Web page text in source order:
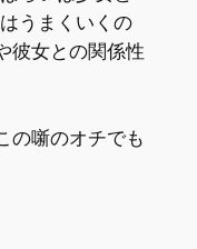
うまくいくの
彼女との関係性
の噺のオチでも